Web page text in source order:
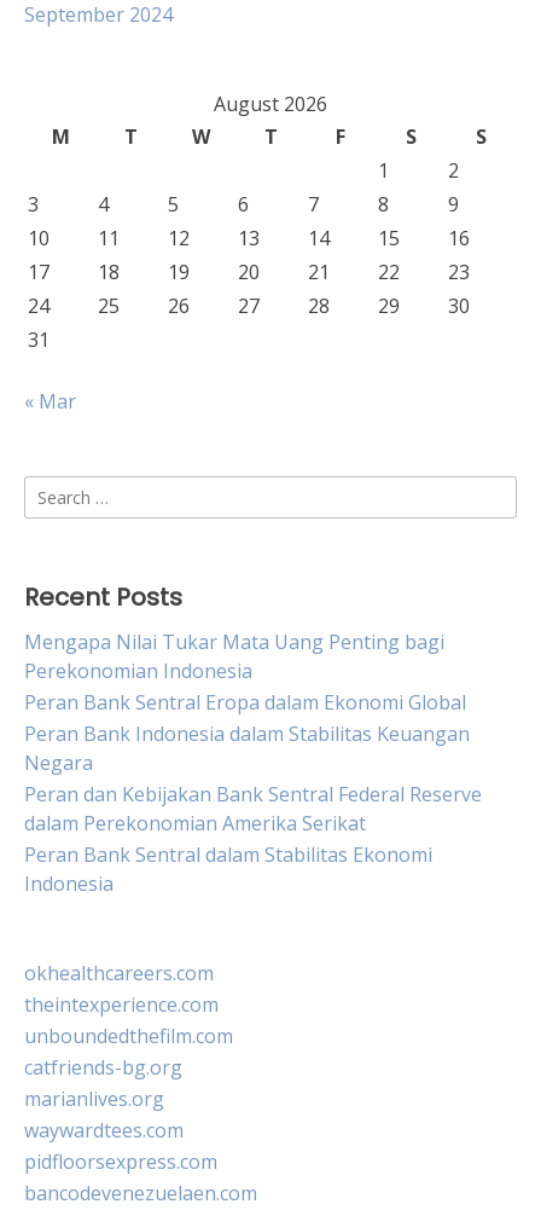
September 2024
August 2026
M
T W T F S
S
1
2
3
4 5 6 7 8
9
10
11 12 13 14 15
16
17
18 19 20 21 22
23
24
25 26 27 28 29
30
31
« Mar
Search
for:
Recent Posts
Mengapa Nilai Tukar Mata Uang Penting bagi
Perekonomian Indonesia
Peran Bank Sentral Eropa dalam Ekonomi Global
Peran Bank Indonesia dalam Stabilitas Keuangan
Negara
Peran dan Kebijakan Bank Sentral Federal Reserve
dalam Perekonomian Amerika Serikat
Peran Bank Sentral dalam Stabilitas Ekonomi
Indonesia
okhealthcareers.com
theintexperience.com
unboundedthefilm.com
catfriends-bg.org
marianlives.org
waywardtees.com
pidfloorsexpress.com
bancodevenezuelaen.com